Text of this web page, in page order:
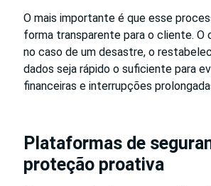
O mais importante é que esse
forma transparente para o cliente. O
no caso de um desastre, o
dados seja rápido o suficiente para
financeiras e interrupções
Plataformas de
proteção proativa